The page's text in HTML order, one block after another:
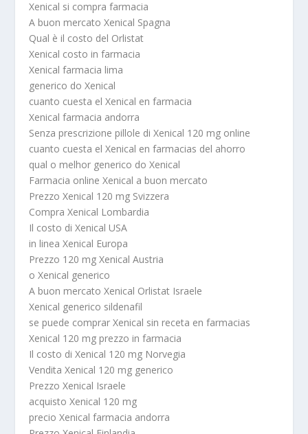
Xenical si compra farmacia
A buon mercato Xenical Spagna
Qual è il costo del Orlistat
Xenical costo in farmacia
Xenical farmacia lima
generico do Xenical
cuanto cuesta el Xenical en farmacia
Xenical farmacia andorra
Senza prescrizione pillole di Xenical 120 mg online
cuanto cuesta el Xenical en farmacias del ahorro
qual o melhor generico do Xenical
Farmacia online Xenical a buon mercato
Prezzo Xenical 120 mg Svizzera
Compra Xenical Lombardia
Il costo di Xenical USA
in linea Xenical Europa
Prezzo 120 mg Xenical Austria
o Xenical generico
A buon mercato Xenical Orlistat Israele
Xenical generico sildenafil
se puede comprar Xenical sin receta en farmacias
Xenical 120 mg prezzo in farmacia
Il costo di Xenical 120 mg Norvegia
Vendita Xenical 120 mg generico
Prezzo Xenical Israele
acquisto Xenical 120 mg
precio Xenical farmacia andorra